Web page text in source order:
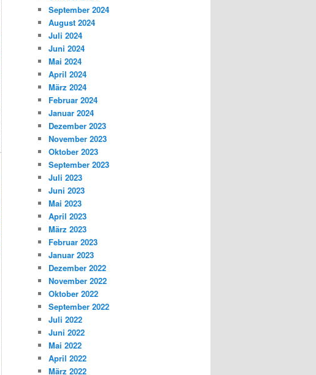
September 2024
August 2024
Juli 2024
Juni 2024
Mai 2024
April 2024
März 2024
Februar 2024
Januar 2024
Dezember 2023
November 2023
Oktober 2023
September 2023
Juli 2023
Juni 2023
Mai 2023
April 2023
März 2023
Februar 2023
Januar 2023
Dezember 2022
November 2022
Oktober 2022
September 2022
Juli 2022
Juni 2022
Mai 2022
April 2022
März 2022